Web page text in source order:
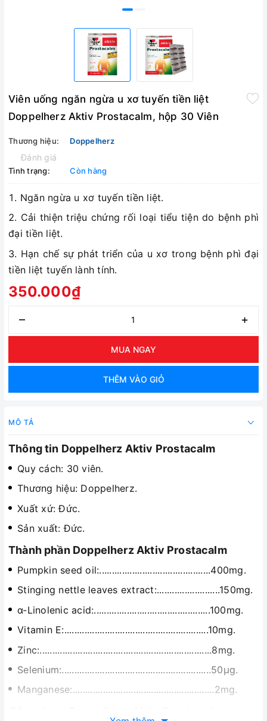
Viên uống ngăn ngừa u xơ tuyến tiền liệt
Doppelherz Aktiv Prostacalm, hộp 30 Viên
Thương hiệu: Doppelherz
Đánh giá
Tình trạng: Còn hàng
Ngăn ngừa u xơ tuyến tiền liệt.
Cải thiện triệu chứng rối loại tiểu tiện do bệnh phì
đại tiền liệt.
Hạn chế sự phát triển của u xơ trong bệnh phì đại
tiền liệt tuyến lành tính.
350.000₫
– +
MUA NGAY
THÊM VÀO GIỎ
MÔ TẢ
Thông tin Doppelherz Aktiv Prostacalm
Quy cách: 30 viên.
Thương hiệu: Doppelherz.
Xuất xứ: Đức.
Sản xuất: Đức.
Thành phần Doppelherz Aktiv Prostacalm
Pumpkin seed oil:............................................400mg.
Stinging nettle leaves extract:.........................150mg.
α-Linolenic acid:..............................................100mg.
Vitamin E:.........................................................10mg.
Zinc:....................................................................8mg.
Selenium:...........................................................50µg.
Manganese:........................................................2mg.